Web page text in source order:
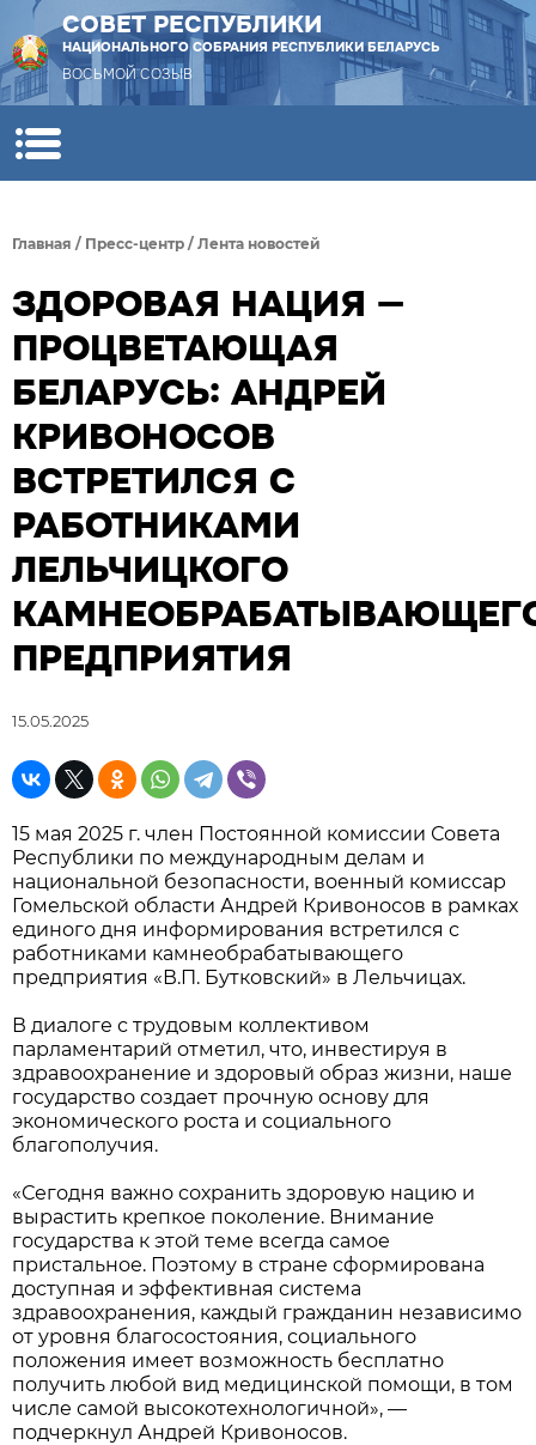
СОВЕТ РЕСПУБЛИКИ
НАЦИОНАЛЬНОГО СОБРАНИЯ РЕСПУБЛИКИ БЕЛАРУСЬ
ВОСЬМОЙ СОЗЫВ
Главная / Пресс-центр / Лента новостей
ЗДОРОВАЯ НАЦИЯ —
ПРОЦВЕТАЮЩАЯ
БЕЛАРУСЬ: АНДРЕЙ
КРИВОНОСОВ
ВСТРЕТИЛСЯ С
РАБОТНИКАМИ
ЛЕЛЬЧИЦКОГО
ПРЕДПРИЯТИЯ
15.05.2025
15 мая 2025 г. член Постоянной комиссии Совета
Республики по международным делам и
национальной безопасности, военный комиссар
Гомельской области Андрей Кривоносов в рамках
единого дня информирования встретился с
работниками камнеобрабатывающего
предприятия «В.П. Бутковский» в Лельчицах.
В диалоге с трудовым коллективом
парламентарий отметил, что, инвестируя в
здравоохранение и здоровый образ жизни, наше
государство создает прочную основу для
экономического роста и социального
благополучия.
«Сегодня важно сохранить здоровую нацию и
вырастить крепкое поколение. Внимание
государства к этой теме всегда самое
пристальное. Поэтому в стране сформирована
доступная и эффективная система
здравоохранения, каждый гражданин независимо
от уровня благосостояния, социального
положения имеет возможность бесплатно
получить любой вид медицинской помощи, в том
числе самой высокотехнологичной», —
подчеркнул Андрей Кривоносов.